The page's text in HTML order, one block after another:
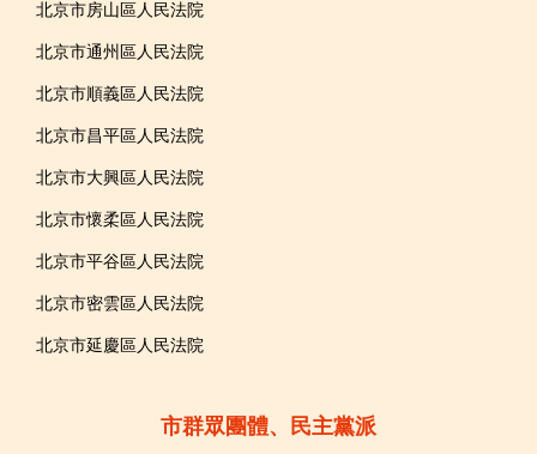
北京市房山區人民法院
北京市通州區人民法院
北京市順義區人民法院
北京市昌平區人民法院
北京市大興區人民法院
北京市懷柔區人民法院
北京市平谷區人民法院
北京市密雲區人民法院
北京市延慶區人民法院
市群眾團體、民主黨派